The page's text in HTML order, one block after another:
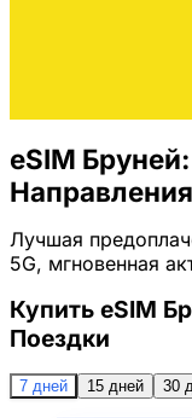
eSIM
Направления
Лучшая
5G, мгновенная
Купить eSIM
Поездки
7 дней 15 дней 30